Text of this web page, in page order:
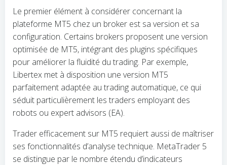
Le premier élément à considérer concernant la
plateforme MT5 chez un broker est sa version et sa
configuration. Certains brokers proposent une version
optimisée de MT5, intégrant des plugins spécifiques
pour améliorer la fluidité du trading. Par exemple,
Libertex met à disposition une version MT5
parfaitement adaptée au trading automatique, ce qui
séduit particulièrement les traders employant des
robots ou expert advisors (EA).
Trader efficacement sur MT5 requiert aussi de maîtriser
ses fonctionnalités d’analyse technique. MetaTrader 5
se distingue par le nombre étendu d’indicateurs